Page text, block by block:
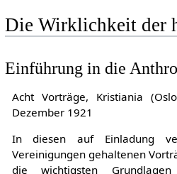
Die Wirklichkeit der
Einführung in die
Acht Vorträge, Kristiania
Dezember 1921
In diesen auf Einladung
Vereinigungen gehaltenen
die wichtigsten